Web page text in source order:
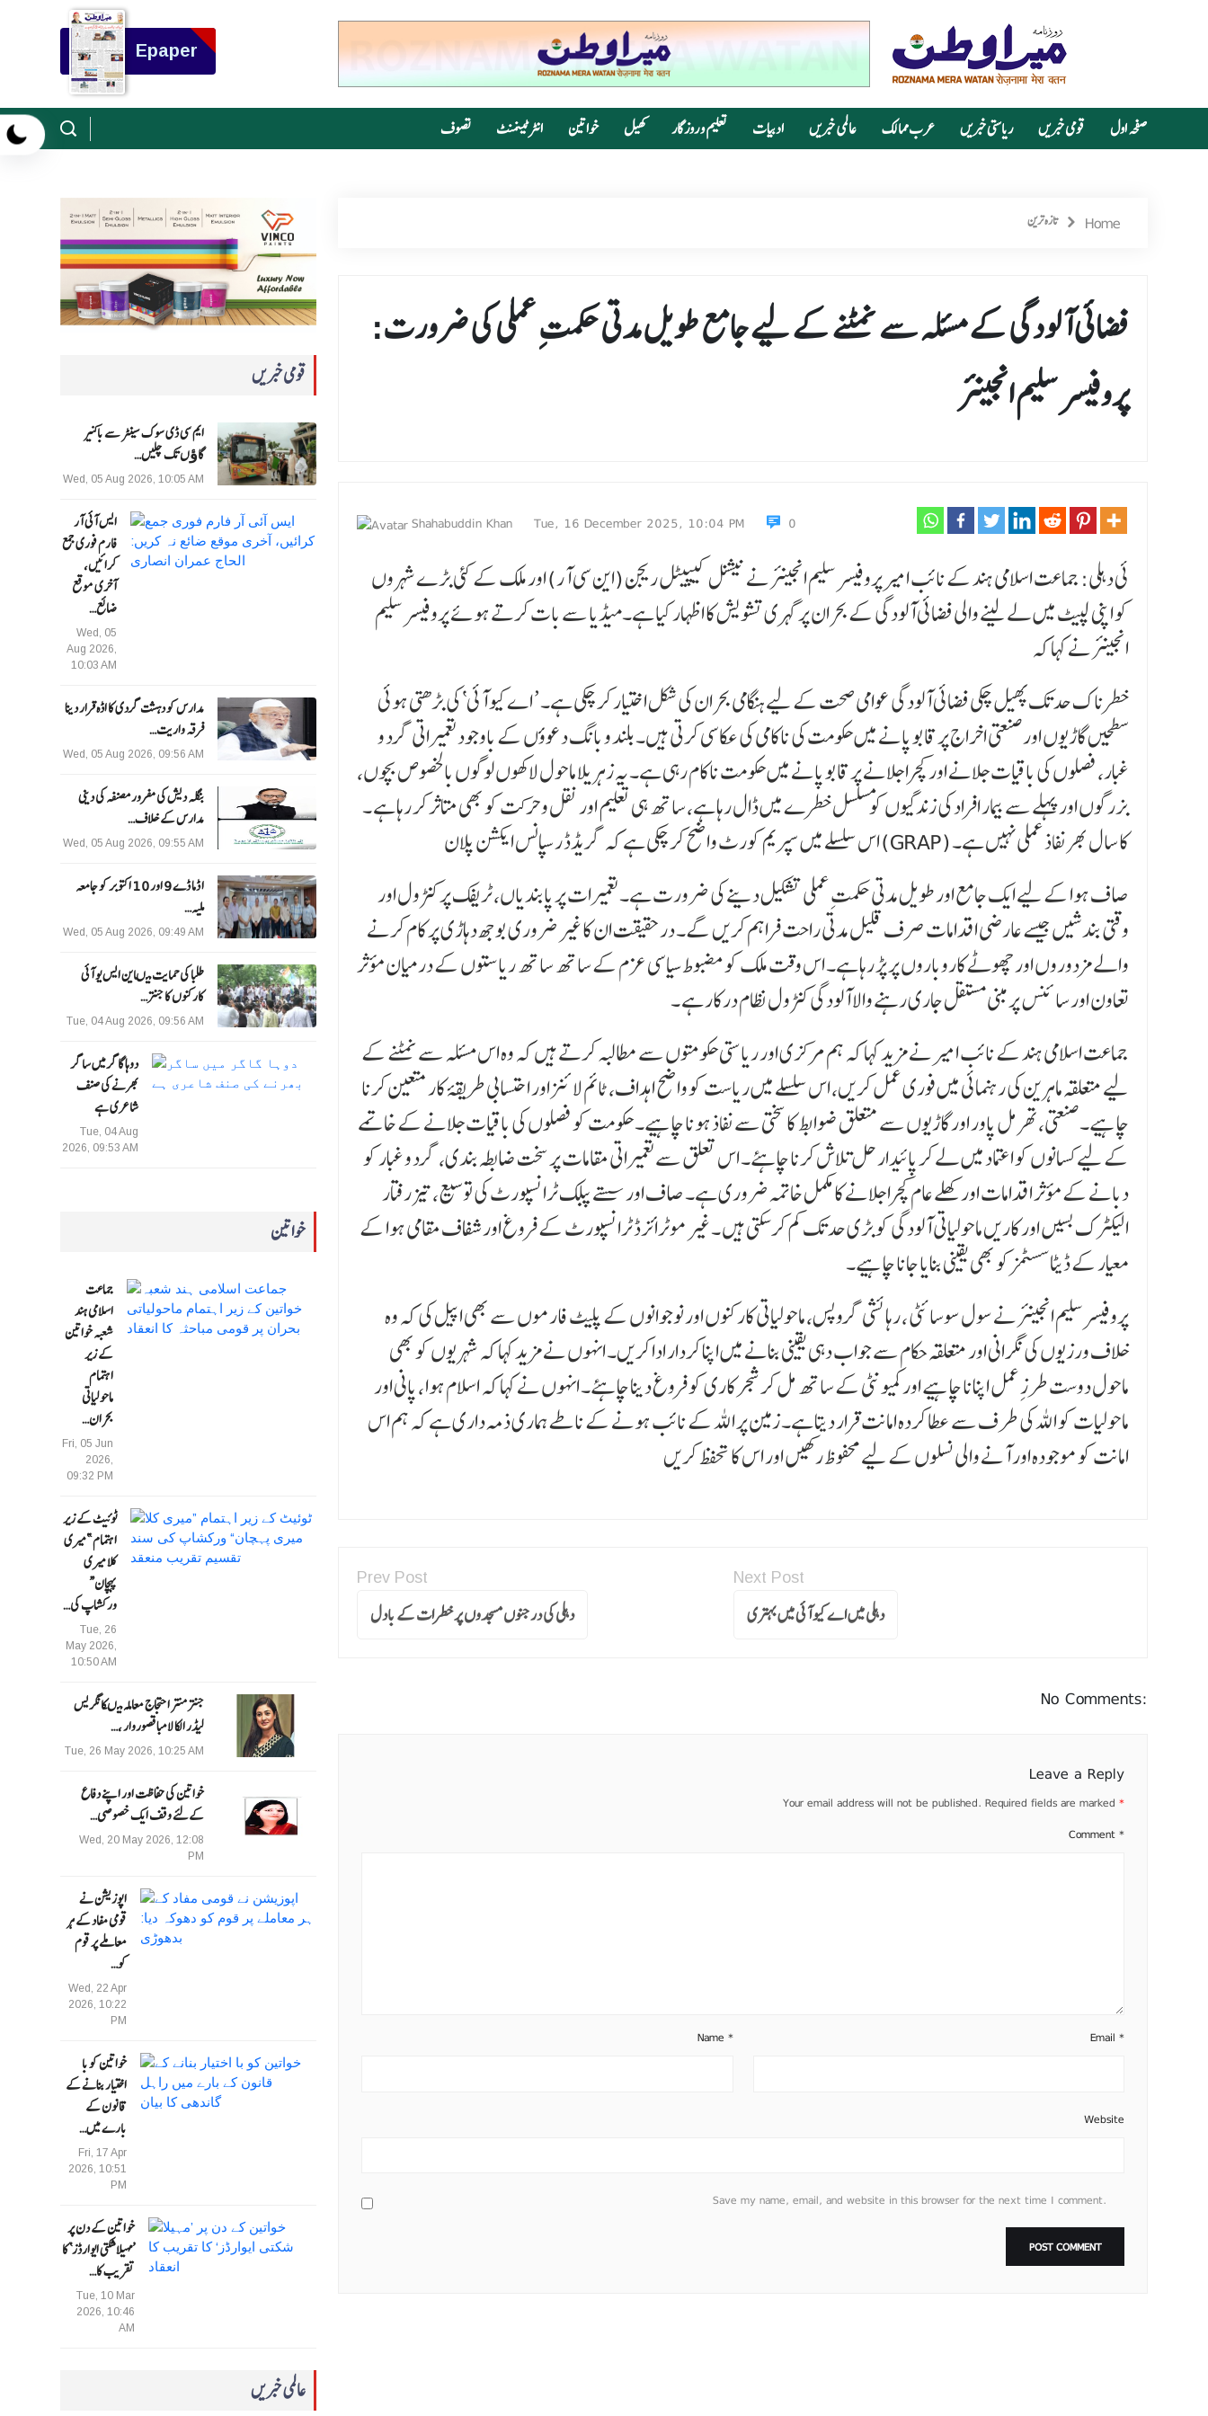
Epaper
صفحہ اول قومی خبریں ریاستی خبریں عرب ممالک عالمی خبریں ادبیات تعلیم و روزگار کھیل خواتین انٹرٹینمنٹ تصوف
قومی خبریں
ایم سی ڈی سوک سینٹر سے باکنیر
گاﺅں تک چلیں…
Wed, 05 Aug 2026, 10:05 AM
ایس آئی آر
فارم فوری جمع
کرائیں،
آخری موقع
ضائع…
Wed, 05
Aug 2026,
10:03 AM
مدارس کو دہشت گردی کا اڈہ قرار دینا
فرقہ واریت…
Wed, 05 Aug 2026, 09:56 AM
بنگلہ دیش کی مفرور مصنفہ کی دینی
مدارس کے خلاف…
Wed, 05 Aug 2026, 09:55 AM
ا ڈما ڈے 9 اور 10 اکتوبر کو جامعہ
ملیہ…
Wed, 05 Aug 2026, 09:49 AM
طلبا کی حمایت میںاین ایس یو آئی
کارکنوں کا جنتر…
Tue, 04 Aug 2026, 09:56 AM
دوہا گاگر میں ساگر
بھرنے کی صنف
شاعری ہے
Tue, 04 Aug
2026, 09:53 AM
خواتین
جماعت
اسلامی ہند
شعبہ خواتین
کے زیر
اہتمام
ماحولیاتی
بحران…
Fri, 05 Jun
2026,
09:32 PM
ٹوئیٹ کے زیر
اہتمام ”میری
کلا میری
پہچان“
ورکشاپ کی…
Tue, 26
May 2026,
10:50 AM
جنتر منتر احتجاج معاملہ میںکانگریس
لیڈر الکا لامبا قصوروار ،…
Tue, 26 May 2026, 10:25 AM
خواتین کی حفاظت اور اپنے دفاع
کےلئے وقف ایک خصوصی…
Wed, 20 May 2026, 12:08
PM
اپوزیشن نے
قومی مفاد کے ہر
معاملے پر قوم
کو…
Wed, 22 Apr
2026, 10:22
PM
خواتین کو با
اختیار بنانے کے
قانون کے
بارے میں…
Fri, 17 Apr
2026, 10:51
PM
خواتین کے دن پر
’مہیلا شکتی ایوارڈز‘ کا
تقریب کا…
Tue, 10 Mar
2026, 10:46
AM
عالمی خبریں
Home تازہ ترین
فضائی آلودگی کے مسئلہ سے نمٹنے کے لیے جامع طویل مدتی حکمتِ عملی کی ضرورت:
پروفیسر سلیم انجینئر
Shahabuddin Khan Tue, 16 December 2025, 10:04 PM 0
ئی دہلی: جماعت اسلامی ہند کے نائب امیر پروفیسر سلیم انجینئر نے نیشنل کیپیٹل ریجن (این سی آر) اور ملک کے کئی بڑے شہروں
کو اپنی لپیٹ میں لے لینے والی فضائی آلودگی کے بحران پر گہری تشویش کا اظہار کیا ہے۔میڈیا سے بات کرتے ہوئے پروفیسر سلیم
انجینئر نے کہا کہ
خطرناک حد تک پھیل چکی فضائی آلودگی عوامی صحت کے لیے ہنگامی بحران کی شکل اختیار کر چکی ہے۔ ’ اے کیو آئی‘ کی بڑھتی ہوئی
سطحیں گاڑیوں اور صنعتی اخراج پر قابو پانے میں حکومت کی ناکامی کی عکاسی کرتی ہیں۔ بلند و بانگ دعوؤں کے باوجود تعمیراتی گرد و
غبار، فصلوں کی باقیات جلانے اور کچرا جلانے پر قابو پانے میں حکومت ناکام رہی ہے۔ یہ زہریلا ماحول لاکھوں لوگوں بالخصوص بچوں،
بزرگوں اور پہلے سے بیمار افراد کی زندگیوں کو مسلسل خطرے میں ڈال رہا ہے، ساتھ ہی تعلیم اور نقل و حرکت کو بھی متاثر کر رہا ہے ۔
اس سلسلے میں سپریم کورٹ واضح کر چکی ہے کہ گریڈڈ رسپانس ایکشن پلان (GRAP) کا سال بھر نفاذ عملی نہیں ہے۔
صاف ہوا کے لیے ایک جامع اور طویل مدتی حکمتِ عملی تشکیل دینے کی ضرورت ہے۔ تعمیرات پر پابندیاں، ٹریفک پر کنٹرول اور
وقتی بندشیں جیسے عارضی اقدامات صرف قلیل مدتی راحت فراہم کریں گے۔ درحقیقت ان کا غیر ضروری بوجھ دہاڑی پر کام کرنے
والے مزدوروں اور چھوٹے کاروباروں پر پڑ رہا ہے۔ اس وقت ملک کو مضبوط سیاسی عزم کے ساتھ ساتھ ریاستوں کے درمیان مؤثر
تعاون اور سائنس پر مبنی مستقل جاری رہنے والا آلودگی کنٹرول نظام درکار ہے ۔
جماعت اسلامی ہند کے نائب امیر نے مزید کہا کہ ہم مرکزی اور ریاستی حکومتوں سے مطالبہ کرتے ہیں کہ وہ اس مسئلہ سے نمٹنے کے
لیے متعلقہ ماہرین کی رہنمائی میں فوری عمل کریں، اس سلسلے میں ریاست کو واضح اہداف، ٹائم لائنز اور احتسابی طریقۂ کار متعین کرنا
چاہیے۔ صنعتی، تھرمل پاور اور گاڑیوں سے متعلق ضوابط کا سختی سے نفاذ ہونا چاہیے۔ حکومت کو فصلوں کی باقیات جلانے کے خاتمے
کے لیے کسانوں کو اعتماد میں لے کر پائیدار حل تلاش کرنا چاہئے۔ اس تعلق سے تعمیراتی مقامات پر سخت ضابطہ بندی، گرد و غبار کو
دبانے کے مؤثر اقدامات اور کھلے عام کچرا جلانے کا مکمل خاتمہ ضروری ہے۔ صاف اور سستے پبلک ٹرانسپورٹ کی توسیع، تیز رفتار
الیکٹرک بسیں اور کاریں ماحولیاتی آلودگی کو بڑی حد تک کم کر سکتی ہیں ۔ غیر موٹرائزڈ ٹرانسپورٹ کے فروغ اور شفاف مقامی ہوا کے
معیار کے ڈیٹا سسٹمز کو بھی یقینی بنایا جانا چاہیے۔
پروفیسرسلیم انجینئر نے سول سوسائٹی ، رہائشی گروپس، ماحولیاتی کارکنوں اور نوجوانوں کے پلیٹ فارموں سے بھی اپیل کی کہ وہ
خلاف ورزیوں کی نگرانی اور متعلقہ حکام سے جواب دہی یقینی بنانے میں اپنا کردار ادا کریں۔ انہوں نے مزید کہا کہ شہریوں کو بھی
ماحول دوست طرزِ عمل اپنانا چاہیے اور کمیونٹی کے ساتھ مل کر شجر کاری کو فروغ دینا چاہئے۔ انہوں نے کہا کہ اسلام ہوا ، پانی اور
ماحولیات کو اللہ کی طرف سے عطا کردہ امانت قرار دیتا ہے۔ زمین پر اللہ کے نائب ہونے کے ناطے ہماری ذمہ داری ہے کہ ہم اس
امانت کو موجودہ اور آنے والی نسلوں کے لیے محفوظ رکھیں اور اس کا تحفظ کریں
Prev Post
دہلی کی درجنوں مسجدوں پر خطرات کے بادل
Next Post
دہلی میں اے کیو آئی میں بہتری
No Comments:
Leave a Reply
Your email address will not be published. Required fields are marked *
Comment *
Name* Email *
Website
Save my name, email, and website in this browser for the next time I comment.